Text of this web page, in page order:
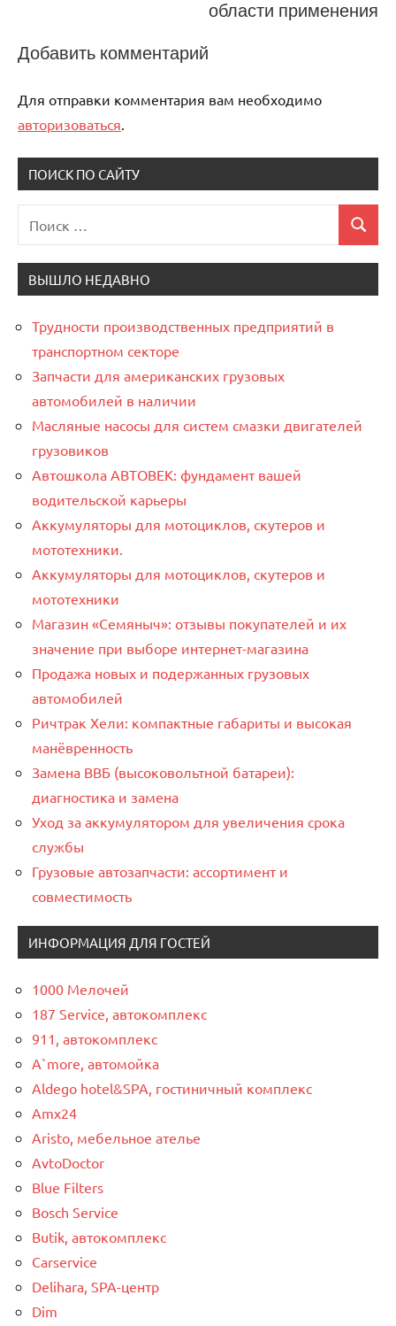
области применения
Добавить комментарий
Для отправки комментария вам необходимо
авторизоваться
ПОИСК ПО САЙТУ
для:
Поиск
ВЫШЛО НЕДАВНО
Трудности производственных предприятий в
транспортном секторе
Запчасти для американских грузовых
автомобилей в наличии
Масляные насосы для систем смазки двигателей
грузовиков
Автошкола АВТОВЕК: фундамент вашей
водительской карьеры
Аккумуляторы для мотоциклов, скутеров и
мототехники.
Аккумуляторы для мотоциклов, скутеров и
мототехники
Магазин «Семяныч»: отзывы покупателей и их
значение при выборе интернет-магазина
Продажа новых и подержанных грузовых
автомобилей
Ричтрак Хели: компактные габариты и высокая
манёвренность
Замена ВВБ (высоковольтной батареи):
диагностика и замена
Уход за аккумулятором для увеличения срока
службы
Грузовые автозапчасти: ассортимент и
совместимость
ИНФОРМАЦИЯ ДЛЯ ГОСТЕЙ
1000 Мелочей
187 Service, автокомплекс
911, автокомплекс
A`more, автомойка
Aldego hotel&SPA, гостиничный комплекс
Amx24
Aristo, мебельное ателье
AvtoDoctor
Blue Filters
Bosch Service
Butik, автокомплекс
Carservice
Delihara, SPA-центр
Dim